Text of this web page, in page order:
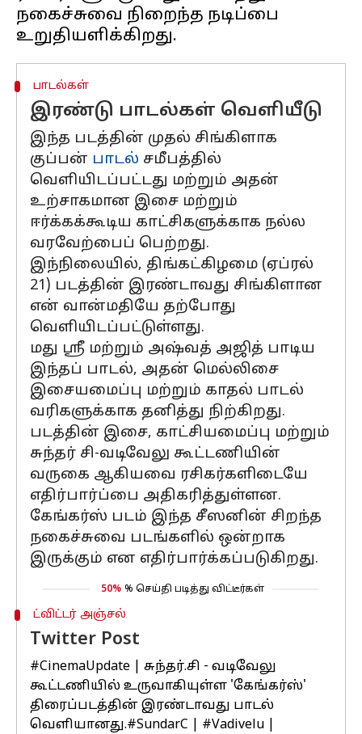
நகைச்சுவை நிறைந்த நடிப்பை
பாடல்கள்
இரண்டு பாடல்கள் வெளியீடு
இந்த படத்தின் முதல் சிங்கிளாக
குப்பன் பாடல் சமீபத்தில்
வெளியிடப்பட்டது மற்றும் அதன்
உற்சாகமான இசை மற்றும்
ஈர்க்கக்கூடிய காட்சிகளுக்காக நல்ல
வரவேற்பைப் பெற்றது.
இந்நிலையில், திங்கட்கிழமை (ஏப்ரல்
21) படத்தின் இரண்டாவது சிங்கிளான
என் வான்மதியே தற்போது
வெளியிடப்பட்டுள்ளது.
மது ஸ்ரீ மற்றும் அஷ்வத் அஜித் பாடிய
இந்தப் பாடல், அதன் மெல்லிசை
இசையமைப்பு மற்றும் காதல் பாடல்
வரிகளுக்காக தனித்து நிற்கிறது.
படத்தின் இசை, காட்சியமைப்பு மற்றும்
சுந்தர் சி-வடிவேலு கூட்டணியின்
வருகை ஆகியவை ரசிகர்களிடையே
எதிர்பார்ப்பை அதிகரித்துள்ளன.
கேங்கர்ஸ் படம் இந்த சீஸனின் சிறந்த
நகைச்சுவை படங்களில் ஒன்றாக
இருக்கும் என எதிர்பார்க்கப்படுகிறது.
50% % செய்தி படித்து விட்டீர்கள்
ட்விட்டர் அஞ்சல்
Twitter Post
#CinemaUpdate | சுந்தர்.சி - வடிவேலு
கூட்டணியில் உருவாகியுள்ள 'கேங்கர்ஸ்'
திரைப்படத்தின் இரண்டாவது பாடல்
வெளியானது.#SundarC #Vadivelu